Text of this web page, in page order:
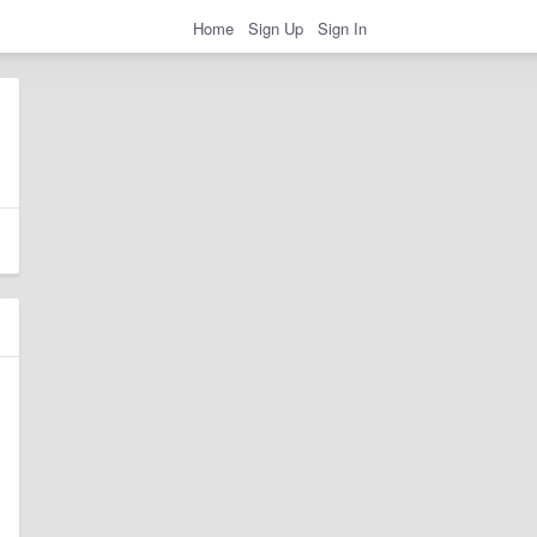
Home Sign Up Sign In